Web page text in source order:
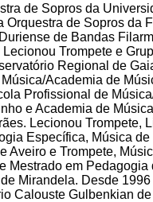
de Sopros da
Orquestra de Sopros da
de Bandas
Trompete e
Regional de
Academia de
Profissional de
e Academia de
Lecionou Trompete,
Específica, Música de
Aveiro e Trompete,
Mestrado em Pedagogia
de Mirandela. Desde
Calouste Gulbenkian